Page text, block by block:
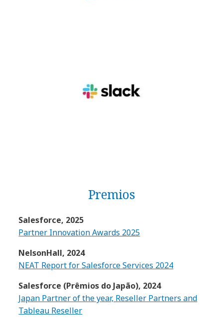
Premios
Salesforce, 2025
Partner Innovation Awards 2025
NelsonHall, 2024
NEAT Report for Salesforce Services 2024
Salesforce (Prêmios do Japão), 2024
Japan Partner of the year, Reseller Partners and
Tableau Reseller